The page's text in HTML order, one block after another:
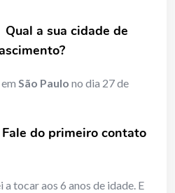
a sua cidade de
São Paulo no dia 27 de
do primeiro contato
a tocar aos 6 anos de idade. E